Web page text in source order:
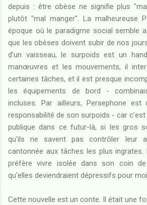
depuis : être obèse ne signifie plus
plutôt "mal manger". La malheureuse
époque où le paradigme social semble
que les obèses doivent subir de nos
d'un vaisseau, le surpoids est un
manœuvres et les mouvements, il
certaines tâches, et il est presque
les équipements de bord -
incluses. Par ailleurs, Persephone est
responsabilité de son surpoids - car
publique dans ce futur-là, si les gros
qu'ils ne savent pas contrôler leur
cantonnée aux tâches les plus ingrates.
préfère vivre isolée dans son coin
qu'elles deviendraient dépressifs pour
Cette nouvelle est un conte. Il était une